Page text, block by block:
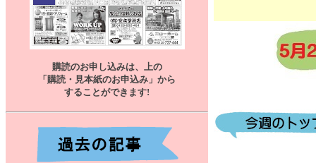
購読のお申し込みは、上の
「購読・見本紙のお申込み」から
することができます!